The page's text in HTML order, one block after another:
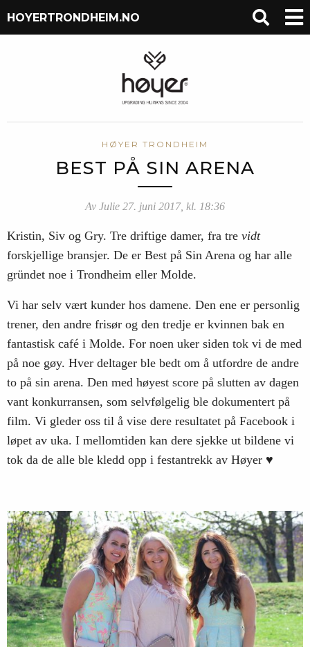
HOYERTRONDHEIM.NO
HØYER TRONDHEIM
BEST PÅ SIN ARENA
Av Julie 27. juni 2017, kl. 18:36
Kristin, Siv og Gry. Tre driftige damer, fra tre vidt
forskjellige bransjer. De er Best på Sin Arena og har alle
gründet noe i Trondheim eller Molde.
Vi har selv vært kunder hos damene. Den ene er personlig
trener, den andre frisør og den tredje er kvinnen bak en
fantastisk café i Molde. For noen uker siden tok vi de med
på noe gøy. Hver deltager ble bedt om å utfordre de andre
to på sin arena. Den med høyest score på slutten av dagen
vant konkurransen, som selvfølgelig ble dokumentert på
film. Vi gleder oss til å vise dere resultatet på Facebook i
løpet av uka. I mellomtiden kan dere sjekke ut bildene vi
tok da de alle ble kledd opp i festantrekk av Høyer ♥